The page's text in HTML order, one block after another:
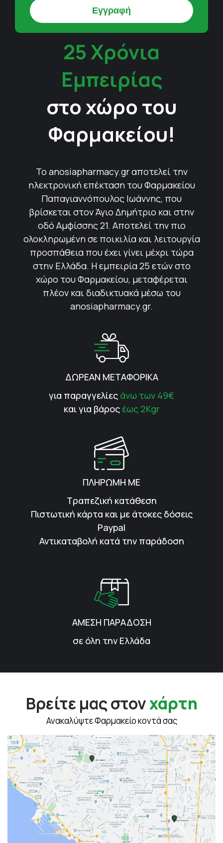
25 Χρόνια
Εμπειρίας
στο χώρο του
Φαρμακείου!
Το anosiapharmacy.gr αποτελεί την
ηλεκτρονική επέκταση του Φαρμακείου
Παπαγιαννόπουλος Ιωάννης, που
βρίσκεται στον Άγιο Δημήτριο και στην
οδό Αμφίσσης 21. Αποτελεί την πιο
ολοκληρωμένη σε ποικιλία και λειτουργία
προσπάθεια που έχει γίνει μέχρι τώρα
στην Ελλάδα. Η εμπειρία 25 ετών στο
χώρο του Φαρμακείου, μεταφέρεται
πλέον και διαδικτυακά μέσω του
anosiapharmacy.gr.
ΔΩΡΕΑΝ ΜΕΤΑΦΟΡΙΚΑ
για παραγγελίες άνω των 49€
και για βάρος έως 2Kgr
ΠΛΗΡΩΜΗ ΜΕ
Τραπεζική κατάθεση
Πιστωτική κάρτα και με άτοκες δόσεις
Paypal
Αντικαταβολή κατά την παράδοση
ΑΜΕΣΗ ΠΑΡΑΔΟΣΗ
σε όλη την Ελλάδα
Βρείτε μας στονχάρτη
Ανακαλύψτε Φαρμακείο κοντά σας